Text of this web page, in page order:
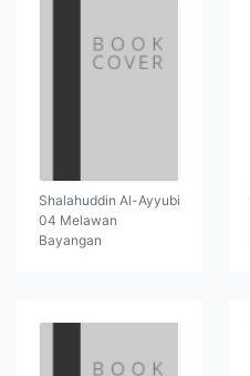
Shalahuddin Al-Ayyubi
04 Melawan
Bayangan